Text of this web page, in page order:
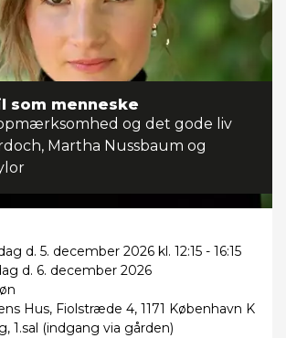
som menneske
og det gode liv
Martha Nussbaum og
d. 5. december 2026 kl. 12:15 - 16:15
d. 6. december 2026
Hus, Fiolstræde 4, 1171 København K
1.sal (indgang via gården)